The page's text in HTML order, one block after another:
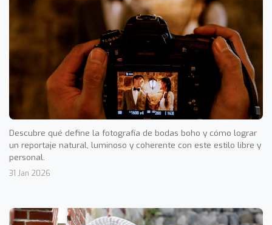
Descubre qué define la fotografía de bodas boho y cómo lograr
un reportaje natural, luminoso y coherente con este estilo libre y
personal.
31 Jan 2026